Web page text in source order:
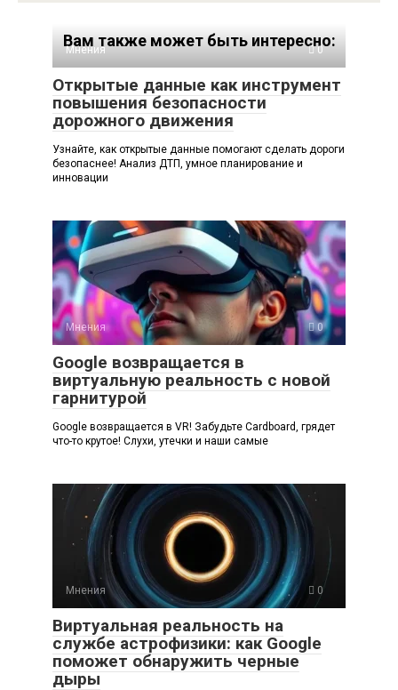
Вам также может быть интересно:
Мнения 0
Открытые данные как инструмент
повышения безопасности
дорожного движения
Узнайте, как открытые данные помогают сделать дороги
безопаснее! Анализ ДТП, умное планирование и
инновации
Мнения 0
Google возвращается в
виртуальную реальность с новой
гарнитурой
Google возвращается в VR! Забудьте Cardboard, грядет
что-то крутое! Слухи, утечки и наши самые
Мнения 0
Виртуальная реальность на
службе астрофизики: как Google
поможет обнаружить черные
дыры